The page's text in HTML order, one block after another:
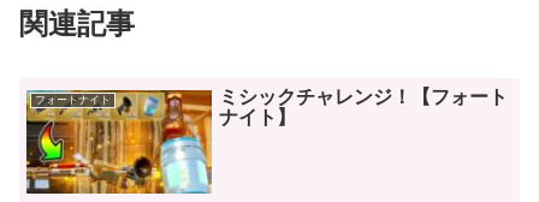
関連記事
フォートナイト
ミシックチャレンジ！【フォート
ナイト】